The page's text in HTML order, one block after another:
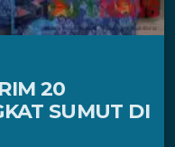
20
SUMUT DI